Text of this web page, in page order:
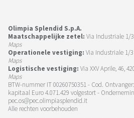
Olimpia Splendid S.p.A.
Maatschappelijke zetel: Via Industriale 1/
Maps
Operationele vestiging: Via Industriale 1/
Maps
Logistische vestiging: Via XXV Aprile, 46,
Maps
BTW-nummer IT 00260750351 - Cod.
kapitaal Euro 4.071.429 volgestort -
pec.os@pec.olimpiasplendid.it
Alle rechten voorbehouden